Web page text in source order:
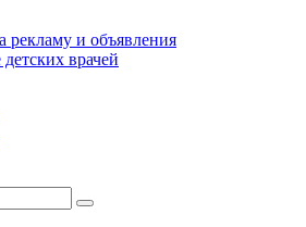
рекламу и объявления
врачей
Поиск